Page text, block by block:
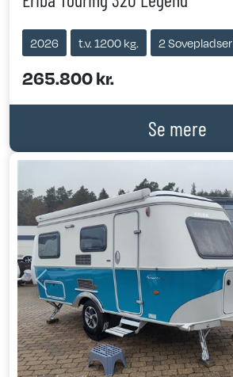
2026 t.v. 1200 kg. 2 Sovepladser
265.800 kr.
Se mere
Previous